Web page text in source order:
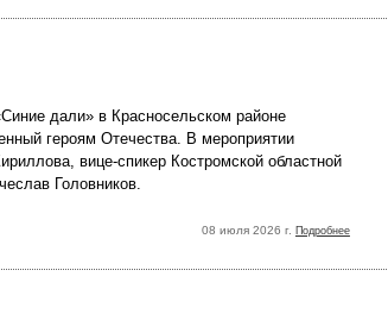
дали» в Красносельском районе
героям Отечества. В мероприятии
вице-спикер Костромской областной
Головников.
08 июля 2026 г. Подробнее